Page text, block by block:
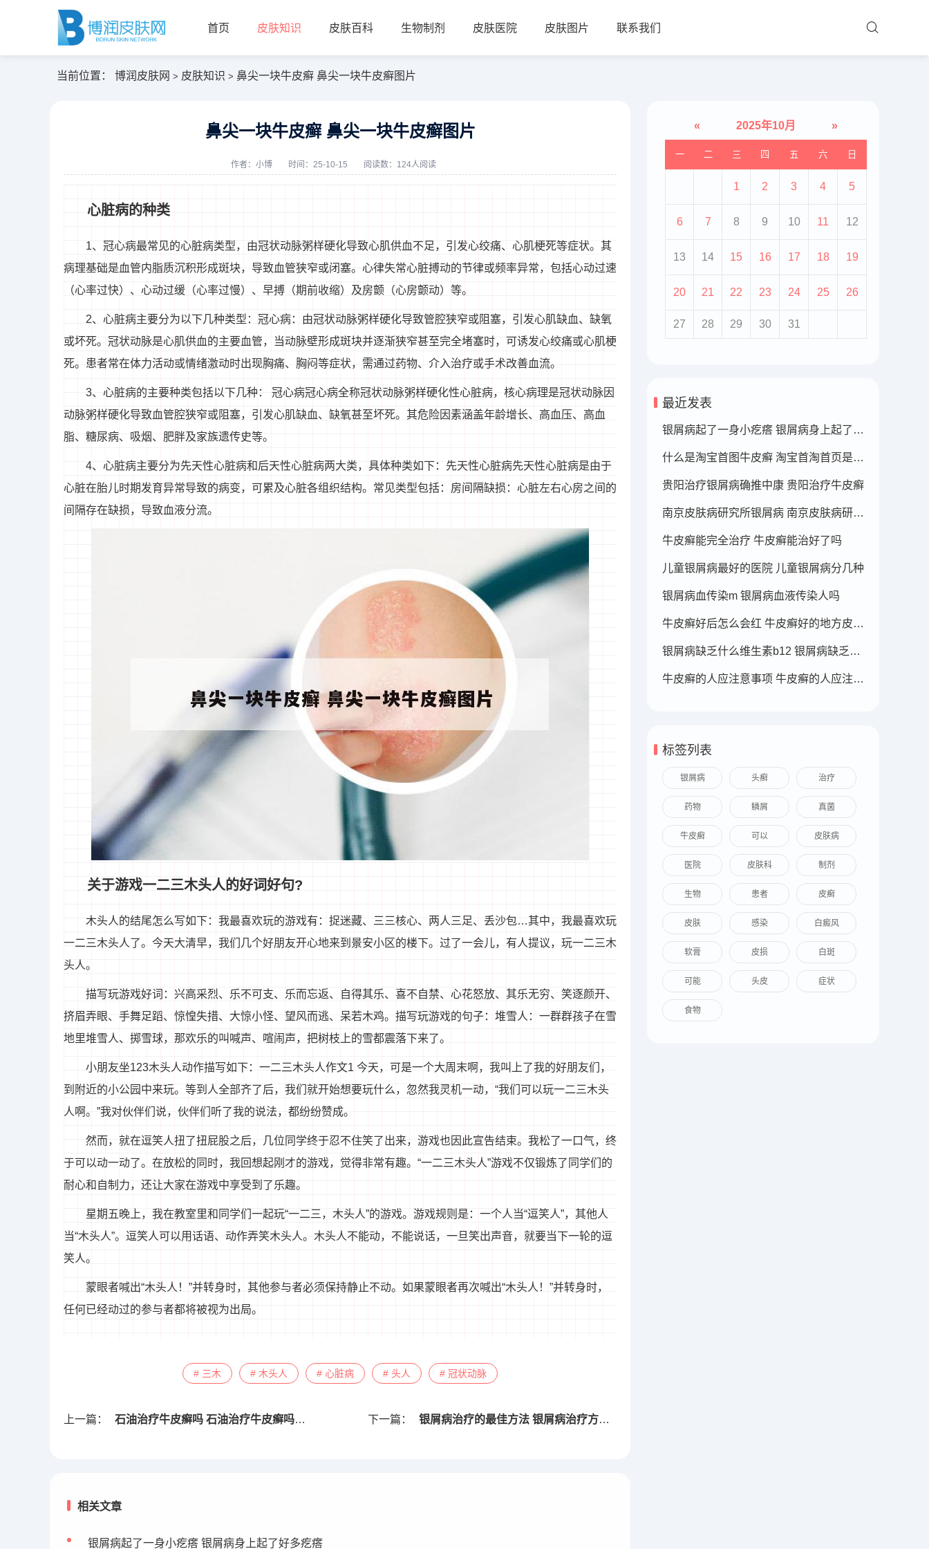
首页 皮肤知识 皮肤百科 生物制剂 皮肤医院 皮肤图片 联系我们
当前位置： 博润皮肤网 > 皮肤知识 > 鼻尖一块牛皮癣 鼻尖一块牛皮癣图片
鼻尖一块牛皮癣 鼻尖一块牛皮癣图片
作者： 小博 时间：25-10-15 阅读数：124人阅读
心脏病的种类
1、冠心病最常见的心脏病类型，由冠状动脉粥样硬化导致心肌供血不足，引发心绞痛、心肌梗死等症状。其
病理基础是血管内脂质沉积形成斑块，导致血管狭窄或闭塞。心律失常心脏搏动的节律或频率异常，包括心动过速
（心率过快）、心动过缓（心率过慢）、早搏（期前收缩）及房颤（心房颤动）等。
2、心脏病主要分为以下几种类型：冠心病：由冠状动脉粥样硬化导致管腔狭窄或阻塞，引发心肌缺血、缺氧
或坏死。冠状动脉是心肌供血的主要血管，当动脉壁形成斑块并逐渐狭窄甚至完全堵塞时，可诱发心绞痛或心肌梗
死。患者常在体力活动或情绪激动时出现胸痛、胸闷等症状，需通过药物、介入治疗或手术改善血流。
3、心脏病的主要种类包括以下几种： 冠心病冠心病全称冠状动脉粥样硬化性心脏病，核心病理是冠状动脉因
动脉粥样硬化导致血管腔狭窄或阻塞，引发心肌缺血、缺氧甚至坏死。其危险因素涵盖年龄增长、高血压、高血
脂、糖尿病、吸烟、肥胖及家族遗传史等。
4、心脏病主要分为先天性心脏病和后天性心脏病两大类，具体种类如下：先天性心脏病先天性心脏病是由于
心脏在胎儿时期发育异常导致的病变，可累及心脏各组织结构。常见类型包括：房间隔缺损：心脏左右心房之间的
间隔存在缺损，导致血液分流。
关于游戏一二三木头人的好词好句?
木头人的结尾怎么写如下：我最喜欢玩的游戏有：捉迷藏、三三核心、两人三足、丢沙包…其中，我最喜欢玩
一二三木头人了。今天大清早，我们几个好朋友开心地来到景安小区的楼下。过了一会儿，有人提议，玩一二三木
头人。
描写玩游戏好词：兴高采烈、乐不可支、乐而忘返、自得其乐、喜不自禁、心花怒放、其乐无穷、笑逐颜开、
挤眉弄眼、手舞足蹈、惊惶失措、大惊小怪、望风而逃、呆若木鸡。描写玩游戏的句子：堆雪人：一群群孩子在雪
地里堆雪人、掷雪球，那欢乐的叫喊声、喧闹声，把树枝上的雪都震落下来了。
小朋友坐123木头人动作描写如下：一二三木头人作文1 今天，可是一个大周末啊，我叫上了我的好朋友们，
到附近的小公园中来玩。等到人全部齐了后，我们就开始想要玩什么，忽然我灵机一动，“我们可以玩一二三木头
人啊。”我对伙伴们说，伙伴们听了我的说法，都纷纷赞成。
然而，就在逗笑人扭了扭屁股之后，几位同学终于忍不住笑了出来，游戏也因此宣告结束。我松了一口气，终
于可以动一动了。在放松的同时，我回想起刚才的游戏，觉得非常有趣。“一二三木头人”游戏不仅锻炼了同学们的
耐心和自制力，还让大家在游戏中享受到了乐趣。
星期五晚上，我在教室里和同学们一起玩“一二三，木头人”的游戏。游戏规则是：一个人当“逗笑人”，其他人
当“木头人”。逗笑人可以用话语、动作弄笑木头人。木头人不能动，不能说话，一旦笑出声音，就要当下一轮的逗
笑人。
蒙眼者喊出“木头人！”并转身时，其他参与者必须保持静止不动。如果蒙眼者再次喊出“木头人！”并转身时，
任何已经动过的参与者都将被视为出局。
# 三木 # 木头人 # 心脏病 # 头人 # 冠状动脉
上一篇： 石油治疗牛皮癣吗 石油治疗牛皮癣吗有效果吗 下一篇： 银屑病治疗的最佳方法 银屑病治疗方法有哪些
相关文章
银屑病起了一身小疙瘩 银屑病身上起了好多疙瘩
« 2025年10月 »
一 二 三 四 五 六 日
1 2 3 4 5
6 7 8 9 10 11 12
13 14 15 16 17 18 19
20 21 22 23 24 25 26
27 28 29 30 31
最近发表
银屑病起了一身小疙瘩 银屑病身上起了好多疙瘩
什么是淘宝首图牛皮癣 淘宝首淘首页是什么
贵阳治疗银屑病确推中康 贵阳治疗牛皮癣
南京皮肤病研究所银屑病 南京皮肤病研究所看银屑病哪个医生厉害
牛皮癣能完全治疗 牛皮癣能治好了吗
儿童银屑病最好的医院 儿童银屑病分几种
银屑病血传染m 银屑病血液传染人吗
牛皮癣好后怎么会红 牛皮癣好的地方皮肤变红
银屑病缺乏什么维生素b12 银屑病缺乏什么维生素b12可以补充
牛皮癣的人应注意事项 牛皮癣的人应注意事项
标签列表
银屑病 头癣 治疗
药物 鳞屑 真菌
牛皮癣 可以 皮肤病
医院 皮肤科 制剂
生物 患者 皮癣
皮肤 感染 白癜风
软膏 皮损 白斑
可能 头皮 症状
食物